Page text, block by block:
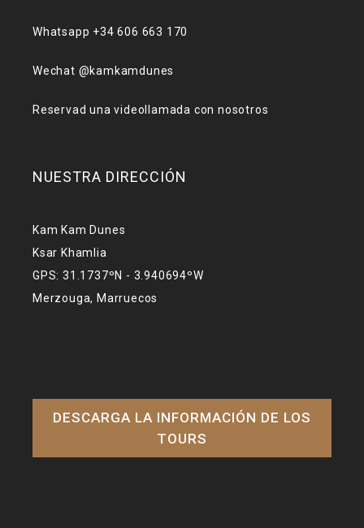
Whatsapp +34 606 663 170
Wechat @kamkamdunes
Reservad una videollamada con nosotros
NUESTRA DIRECCIÓN
Kam Kam Dunes
Ksar Khamlia
GPS: 31.1737ºN - 3.940694ºW
Merzouga, Marruecos
DESCARGA LA INFORMACIÓN DE LOS
TOURS